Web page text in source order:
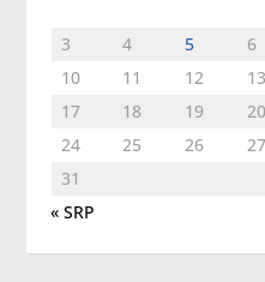
3
4 5 6
10
11 12 13
17
18 19 20
24
25 26 27
31
« SRP